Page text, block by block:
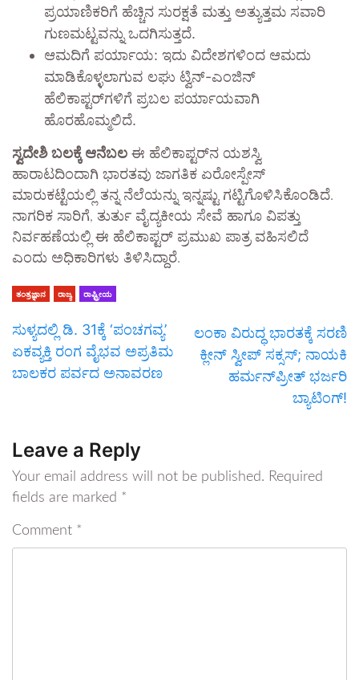
ಪ್ರಯಾಣಿಕರಿಗೆ ಹೆಚ್ಚಿನ ಸುರಕ್ಷತೆ ಮತ್ತು ಅತ್ಯುತ್ತಮ ಸವಾರಿ
ಗುಣಮಟ್ಟವನ್ನು ಒದಗಿಸುತ್ತದೆ.
ಆಮದಿಗೆ ಪರ್ಯಾಯ: ಇದು ವಿದೇಶಗಳಿಂದ ಆಮದು
ಮಾಡಿಕೊಳ್ಳಲಾಗುವ ಲಘು ಟ್ವಿನ್-ಎಂಜಿನ್
ಹೆಲಿಕಾಪ್ಟರ್‌ಗಳಿಗೆ ಪ್ರಬಲ ಪರ್ಯಾಯವಾಗಿ
ಹೊರಹೊಮ್ಮಲಿದೆ.
ಸ್ವದೇಶಿ ಬಲಕ್ಕೆ ಆನೆಬಲ ​ ಈ ಹೆಲಿಕಾಪ್ಟರ್‌ನ ಯಶಸ್ವಿ
ಹಾರಾಟದಿಂದಾಗಿ ಭಾರತವು ಜಾಗತಿಕ ಏರೋಸ್ಪೇಸ್
ಮಾರುಕಟ್ಟೆಯಲ್ಲಿ ತನ್ನ ನೆಲೆಯನ್ನು ಇನ್ನಷ್ಟು ಗಟ್ಟಿಗೊಳಿಸಿಕೊಂಡಿದೆ.
ನಾಗರಿಕ ಸಾರಿಗೆ, ತುರ್ತು ವೈದ್ಯಕೀಯ ಸೇವೆ ಹಾಗೂ ವಿಪತ್ತು
ನಿರ್ವಹಣೆಯಲ್ಲಿ ಈ ಹೆಲಿಕಾಪ್ಟರ್ ಪ್ರಮುಖ ಪಾತ್ರ ವಹಿಸಲಿದೆ
ಎಂದು ಅಧಿಕಾರಿಗಳು ತಿಳಿಸಿದ್ದಾರೆ.
ತಂತ್ರಜ್ಞಾನ ರಾಜ್ಯ ರಾಷ್ಟ್ರೀಯ
ಸುಳ್ಯದಲ್ಲಿ ಡಿ. 31ಕ್ಕೆ ‘ಪಂಚಗವ್ಯ’
ಏಕವ್ಯಕ್ತಿ ರಂಗ ವೈಭವ ಅಪ್ರತಿಮ
ಬಾಲಕರ ಪರ್ವದ ಅನಾವರಣ
ಲಂಕಾ ವಿರುದ್ಧ ಭಾರತಕ್ಕೆ ಸರಣಿ
ಕ್ಲೀನ್ ಸ್ವೀಪ್ ಸಕ್ಸಸ್; ನಾಯಕಿ
ಹರ್ಮನ್‌ಪ್ರೀತ್ ಭರ್ಜರಿ
ಬ್ಯಾಟಿಂಗ್!
Leave a Reply
Your email address will not be published. Required
fields are marked *
Comment *